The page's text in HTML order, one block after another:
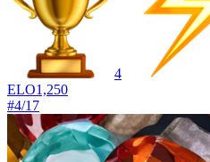
4
ELO1,250
#4/17